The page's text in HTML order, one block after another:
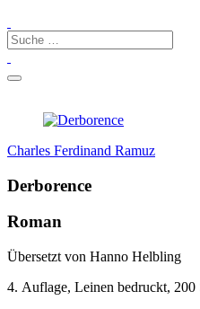
Charles Ferdinand Ramuz
Derborence
Roman
Übersetzt von Hanno Helbling
4. Auflage, Leinen bedruckt, 200